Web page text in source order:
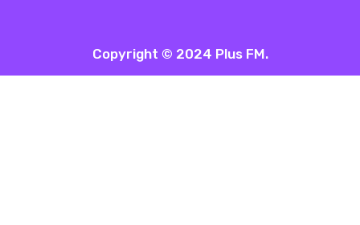
Copyright © 2024 Plus FM.